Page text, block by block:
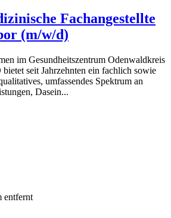
Fachangestellte
(m/w/d)
im Gesundheitszentrum Odenwaldkreis
seit Jahrzehnten ein fachlich sowie
umfassendes Spektrum an
Dasein...
entfernt